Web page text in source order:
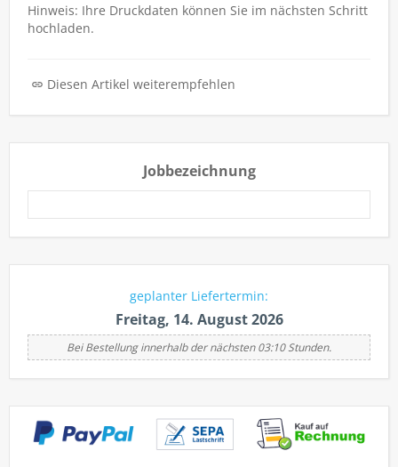
Hinweis: Ihre Druckdaten können Sie im nächsten Schritt
hochladen.
Diesen Artikel weiterempfehlen
Jobbezeichnung
geplanter Liefertermin:
Freitag, 14. August 2026
Bei Bestellung innerhalb der nächsten 03:10 Stunden.